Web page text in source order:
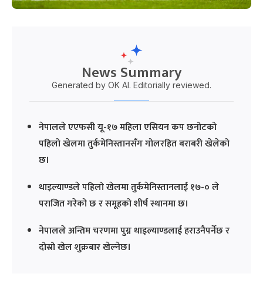
News Summary
Generated by OK AI. Editorially reviewed.
नेपालले एएफसी यू-१७ महिला एसियन कप छनोटको
पहिलो खेलमा तुर्कमेनिस्तानसँग गोलरहित बराबरी खेलेको
छ।
थाइल्याण्डले पहिलो खेलमा तुर्कमेनिस्तानलाई १७-० ले
पराजित गरेको छ र समूहको शीर्ष स्थानमा छ।
नेपालले अन्तिम चरणमा पुग्न थाइल्याण्डलाई हराउनैपर्नेछ र
दोस्रो खेल शुक्रबार खेल्नेछ।